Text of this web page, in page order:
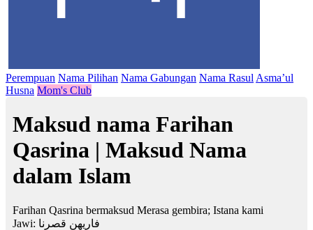
Perempuan Nama Pilihan Nama Gabungan Nama Rasul Asma’ul
Husna Mom's Club
Maksud nama Farihan
Qasrina | Maksud Nama
dalam Islam
Farihan Qasrina bermaksud Merasa gembira; Istana kami
Jawi: فاريهن قصرنا